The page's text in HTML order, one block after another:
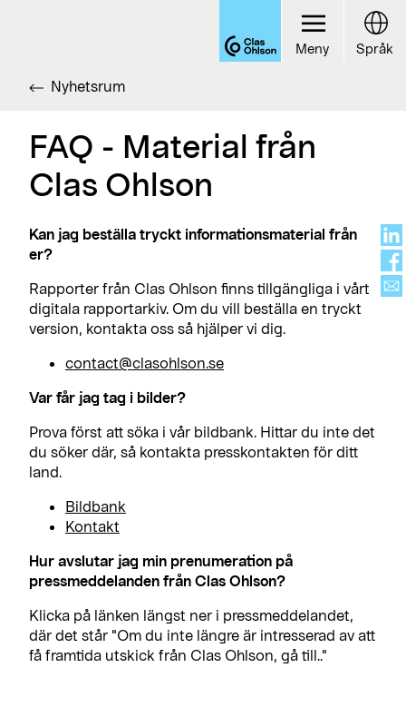
Nyhetsrum
FAQ - Material från
Clas Ohlson
Kan jag beställa tryckt informationsmaterial från
er?
Rapporter från Clas Ohlson finns tillgängliga i vårt
digitala rapportarkiv. Om du vill beställa en tryckt
version, kontakta oss så hjälper vi dig.
contact@clasohlson.se
Var får jag tag i bilder?
Prova först att söka i vår bildbank. Hittar du inte det
du söker där, så kontakta presskontakten för ditt
land.
Bildbank
Kontakt
Hur avslutar jag min prenumeration på
pressmeddelanden från Clas Ohlson?
Klicka på länken längst ner i pressmeddelandet,
där det står "Om du inte längre är intresserad av att
få framtida utskick från Clas Ohlson, gå till.."
Meny Språk